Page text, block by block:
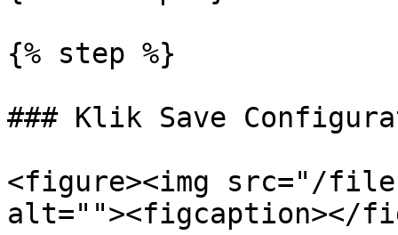
{% step %}
### Klik Save
<figure><img src="/
alt=""><figcaption></